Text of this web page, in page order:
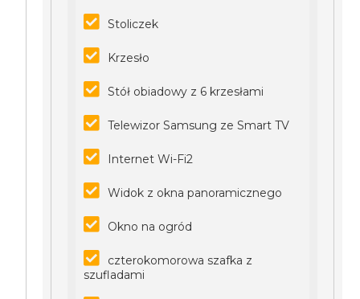
Stoliczek
Krzesło
Stół obiadowy z 6 krzesłami
Telewizor Samsung ze Smart TV
Internet Wi-Fi2
Widok z okna panoramicznego
Okno na ogród
czterokomorowa szafka z
szufladami